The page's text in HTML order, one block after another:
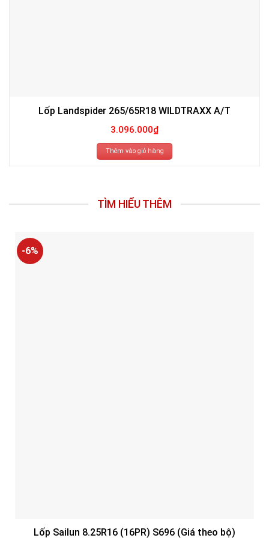
Lốp Landspider 265/65R18 WILDTRAXX A/T
3.096.000₫
Thêm vào giỏ hàng
TÌM HIỂU THÊM
-6%
Lốp Sailun 8.25R16 (16PR) S696 (Giá theo bộ)